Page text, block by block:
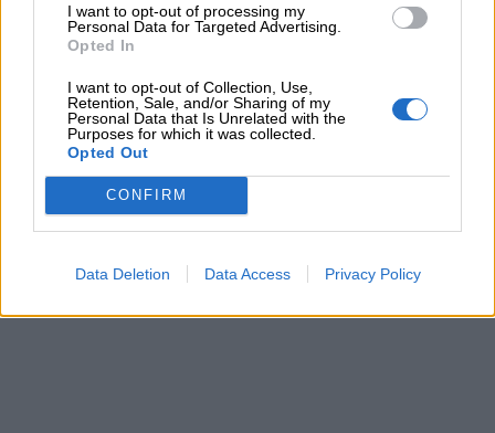
I want to opt-out of processing my
Personal Data for Targeted Advertising.
Opted In
I want to opt-out of Collection, Use,
Retention, Sale, and/or Sharing of my
Personal Data that Is Unrelated with the
Purposes for which it was collected.
Opted Out
CONFIRM
Data Deletion Data Access Privacy Policy